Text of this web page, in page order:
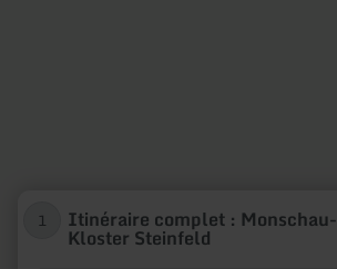
1 Itinéraire complet :
Kloster Steinfeld